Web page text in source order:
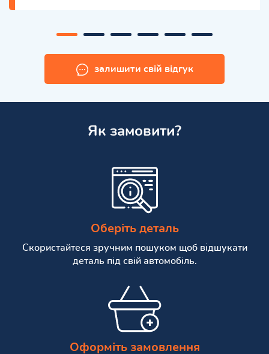
залишити свій відгук
Як замовити?
Оберіть деталь
Скористайтеся зручним пошуком щоб відшукати
деталь під свій автомобіль.
Оформіть замовлення